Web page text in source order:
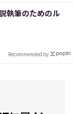
執筆のためのル
Recommended by